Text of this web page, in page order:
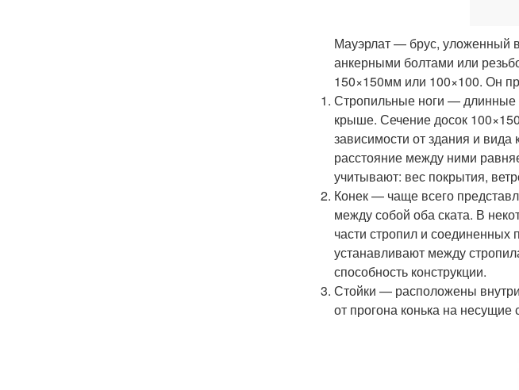
Мауэрлат — брус, уложенный
анкерными болтами или
150×150мм или 100×100. Он
Стропильные ноги — длинные
крыше. Сечение досок
зависимости от здания и
расстояние между ними
учитывают: вес покрытия,
Конек — чаще всего
между собой оба ската. В
части стропил и
устанавливают между
способность конструкции.
Стойки — расположены
от прогона конька на несущие